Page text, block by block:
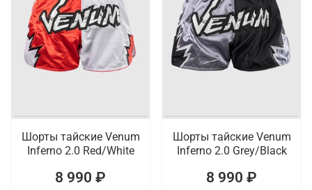
Шорты тайские Venum
Inferno 2.0 Red/White
8 990 ₽
Шорты тайские Venum
Inferno 2.0 Grey/Black
8 990 ₽